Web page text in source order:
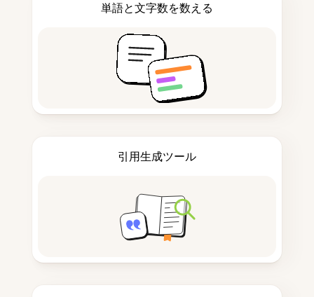
単語と文字数を数える
引用生成ツール